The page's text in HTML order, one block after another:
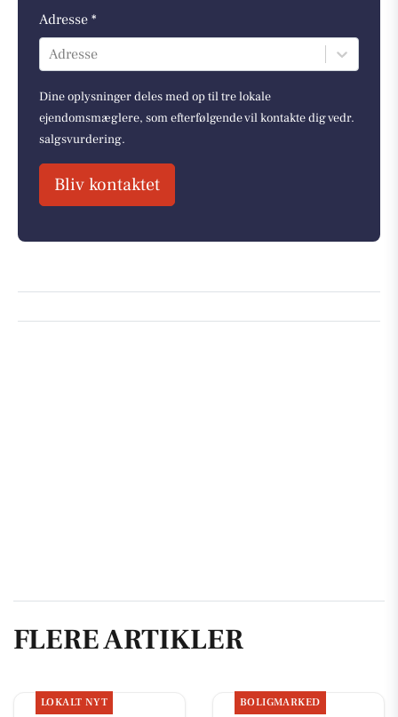
Adresse *
Adresse
Dine oplysninger deles med op til tre lokale
ejendomsmæglere, som efterfølgende vil kontakte dig vedr.
salgsvurdering.
Bliv kontaktet
FLERE ARTIKLER
LOKALT NYT BOLIGMARKED